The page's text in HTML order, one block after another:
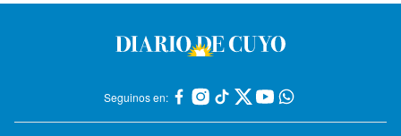
Seguinos en: